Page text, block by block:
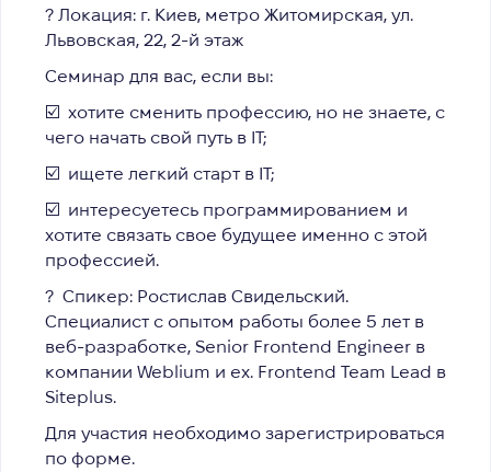
? Локация: г. Киев, метро Житомирская, ул.
Львовская, 22, 2-й этаж
Семинар для вас, если вы:
☑️ хотите сменить профессию, но не знаете, с
чего начать свой путь в IT;
☑️ ищете легкий старт в IT;
☑️ интересуетесь программированием и
хотите связать свое будущее именно с этой
профессией.
? Спикер: Ростислав Свидельский.
Специалист c опытом работы более 5 лет в
веб-разработке, Senior Frontend Engineer в
компании Weblium и ex. Frontend Team Lead в
Siteplus.
Для участия необходимо зарегистрироваться
по форме.